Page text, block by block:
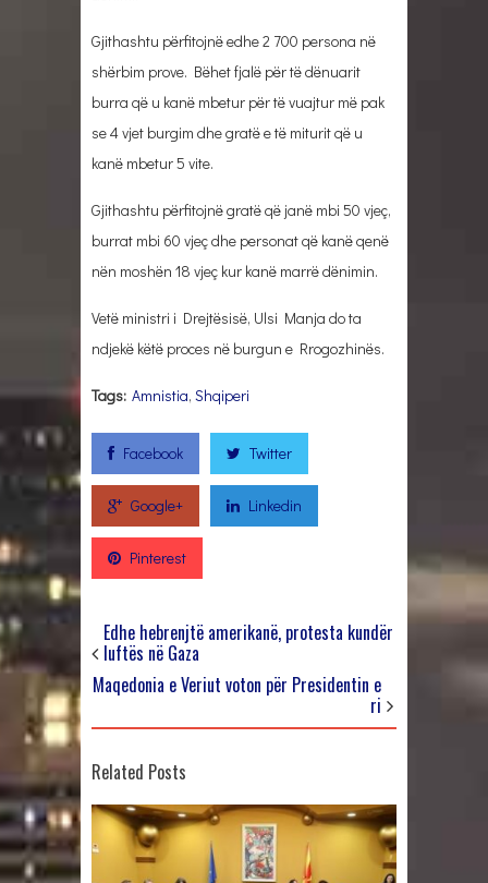
Gjithashtu përfitojnë edhe 2 700 persona në
shërbim prove. Bëhet fjalë për të dënuarit
burra që u kanë mbetur për të vuajtur më pak
se 4 vjet burgim dhe gratë e të miturit që u
kanë mbetur 5 vite.
Gjithashtu përfitojnë gratë që janë mbi 50 vjeç,
burrat mbi 60 vjeç dhe personat që kanë qenë
nën moshën 18 vjeç kur kanë marrë dënimin.
Vetë ministri i Drejtësisë, Ulsi Manja do ta
ndjekë këtë proces në burgun e Rrogozhinës.
Tags: Amnistia, Shqiperi
Facebook Twitter
Google+ Linkedin
Pinterest
Edhe hebrenjtë amerikanë, protesta kundër
luftës në Gaza
Maqedonia e Veriut voton për Presidentin e
ri
Related Posts